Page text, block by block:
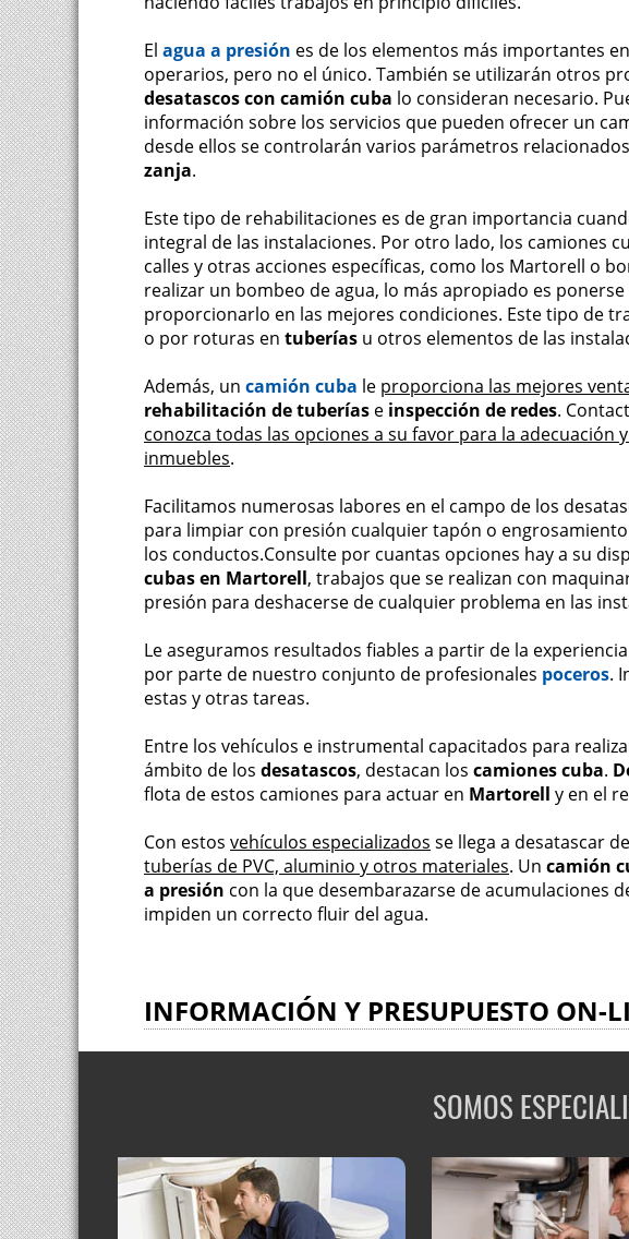
El agua a presión es de los elementos más importantes
operarios, pero no el único. También se utilizarán otros
desatascos con camión cuba lo consideran necesario.
información sobre los servicios que pueden ofrecer un
desde ellos se controlarán varios parámetros
zanja.
Este tipo de rehabilitaciones es de gran importancia
integral de las instalaciones. Por otro lado, los camiones
calles y otras acciones específicas, como los Martorell o
realizar un bombeo de agua, lo más apropiado es
proporcionarlo en las mejores condiciones. Este tipo de
o por roturas en tuberías u otros elementos de las
Además, un camión cuba le proporciona las mejores
rehabilitación de tuberías e inspección de redes.
conozca todas las opciones a su favor para la adecuación
inmuebles.
Facilitamos numerosas labores en el campo de los
para limpiar con presión cualquier tapón o
los conductos.Consulte por cuantas opciones hay a su
cubas en Martorell, trabajos que se realizan con
presión para deshacerse de cualquier problema en las
Le aseguramos resultados fiables a partir de la
por parte de nuestro conjunto de profesionales poceros.
estas y otras tareas.
Entre los vehículos e instrumental capacitados para
ámbito de los desatascos, destacan los camiones cuba.
flota de estos camiones para actuar en Martorell y en el
Con estos vehículos especializados se llega a desatascar
tuberías de PVC, aluminio y otros materiales. Un camión
a presión con la que desembarazarse de acumulaciones
impiden un correcto fluir del agua.
INFORMACIÓN Y PRESUPUESTO ON-
SOMOS